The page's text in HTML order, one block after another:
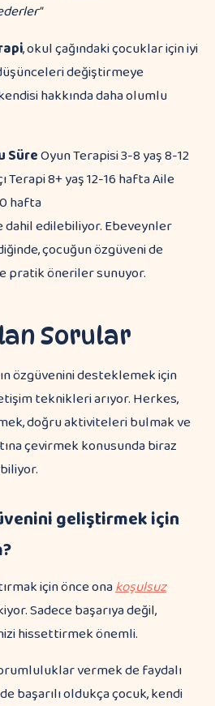
, okul çağındaki çocuklar için iyi
değiştirmeye
hakkında daha olumlu
SüreOyun Terapisi 3-8 yaş 8-12
Terapi 8+ yaş 12-16 hafta Aile
hafta
dahil edilebiliyor. Ebeveynler
çocuğun özgüveni de
pratik öneriler sunuyor.
Sorular
özgüvenini desteklemek için
teknikleri arıyor. Herkes,
doğru aktiviteleri bulmak ve
çevirmek konusunda biraz
geliştirmek için
için önce onakoşulsuz
Sadece başarıya değil,
hissettirmek önemli.
vermek de faydalı
başarılı oldukça çocuk, kendi